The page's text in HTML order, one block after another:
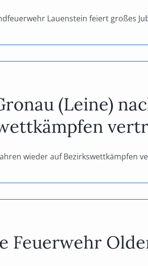
Lauenstein feiert großes
(Leine)
wieder auf Bezirkswettkämpfen
Feuerwehr